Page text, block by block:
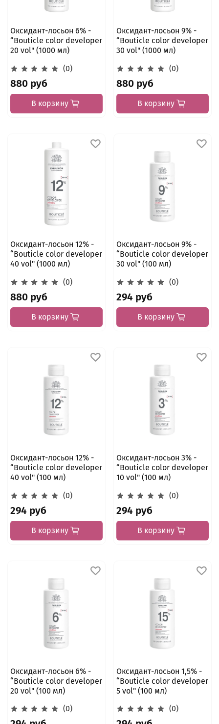
Оксидант-лосьон 6% -
“Bouticle color developer
20 vol" (1000 мл)
(0)
880 руб
В корзину
Оксидант-лосьон 9% -
“Bouticle color developer
30 vol" (1000 мл)
(0)
880 руб
В корзину
Оксидант-лосьон 12% -
“Bouticle color developer
40 vol" (1000 мл)
(0)
880 руб
В корзину
Оксидант-лосьон 9% -
“Bouticle color developer
30 vol" (100 мл)
(0)
294 руб
В корзину
Оксидант-лосьон 12% -
“Bouticle color developer
40 vol" (100 мл)
(0)
294 руб
В корзину
Оксидант-лосьон 3% -
“Bouticle color developer
10 vol" (100 мл)
(0)
294 руб
В корзину
Оксидант-лосьон 6% -
“Bouticle color developer
20 vol" (100 мл)
(0)
Оксидант-лосьон 1,5% -
“Bouticle color developer
5 vol" (100 мл)
(0)